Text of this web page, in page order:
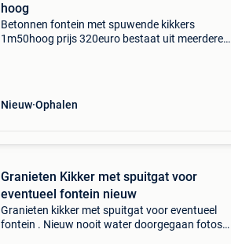
hoog
Betonnen fontein met spuwende kikkers
1m50hoog prijs 320euro bestaat uit meerdere
Nieuw Ophalen
Granieten Kikker met spuitgat voor
eventueel fontein nieuw
Granieten kikker met spuitgat voor eventueel
fontein . Nieuw nooit water doorgegaan fotos